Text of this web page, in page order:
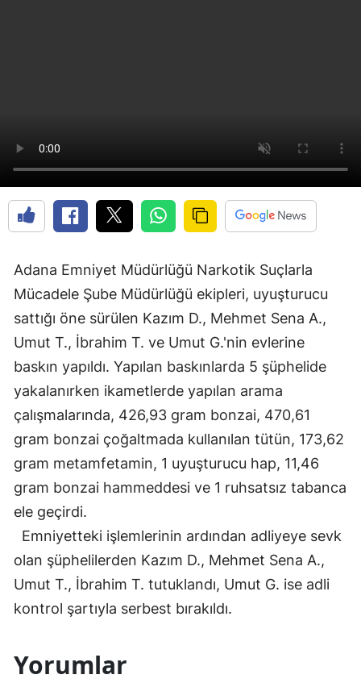
Adana Emniyet Müdürlüğü Narkotik Suçlarla
Mücadele Şube Müdürlüğü ekipleri, uyuşturucu
sattığı öne sürülen Kazım D., Mehmet Sena A.,
Umut T., İbrahim T. ve Umut G.'nin evlerine
baskın yapıldı. Yapılan baskınlarda 5 şüphelide
yakalanırken ikametlerde yapılan arama
çalışmalarında, 426,93 gram bonzai, 470,61
gram bonzai çoğaltmada kullanılan tütün, 173,62
gram metamfetamin, 1 uyuşturucu hap, 11,46
gram bonzai hammeddesi ve 1 ruhsatsız tabanca
ele geçirdi.
Emniyetteki işlemlerinin ardından adliyeye sevk
olan şüphelilerden Kazım D., Mehmet Sena A.,
Umut T., İbrahim T. tutuklandı, Umut G. ise adli
kontrol şartıyla serbest bırakıldı.
Yorumlar